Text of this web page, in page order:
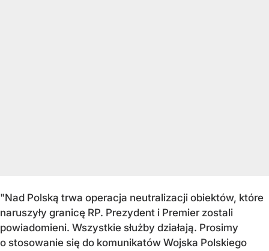
"Nad Polską trwa operacja neutralizacji obiektów, które
naruszyły granicę RP. Prezydent i Premier zostali
powiadomieni. Wszystkie służby działają. Prosimy
o stosowanie się do komunikatów Wojska Polskiego